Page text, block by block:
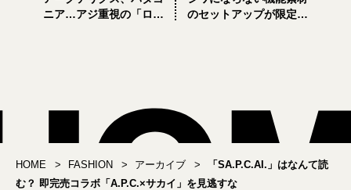
ニア…アジ重視の「ロー
のセットアップが限定発
HOME FASHION アーカイブ
「SA.P.C.AI.」はなんて読
む？ 即完売コラボ「A.P.C.×サカイ」を見逃すな